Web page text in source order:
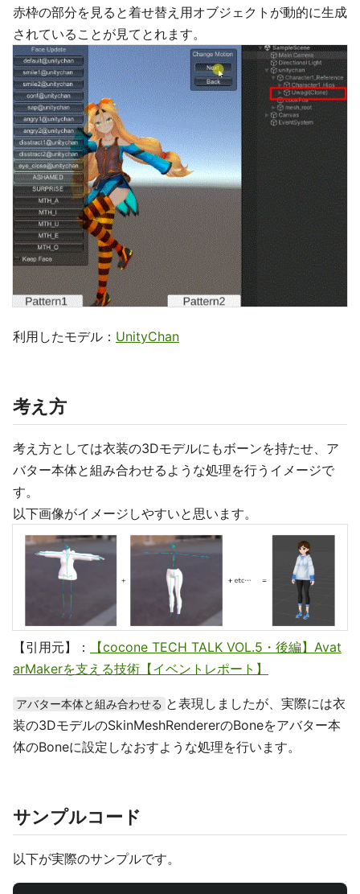
赤枠の部分を見ると着せ替え用オブジェクトが動的に生成
されていることが見てとれます。
利用したモデル： UnityChan
考え方
考え方としては衣装の3Dモデルにもボーンを持たせ、ア
バター本体と組み合わせるような処理を行うイメージで
す。
以下画像がイメージしやすいと思います。
【引用元】：
【cocone TECH TALK VOL.5・後編】Avat
arMakerを支える技術【イベントレポート】
アバター本体と組み合わせる と表現しましたが、実際には衣
装の3DモデルのSkinMeshRendererのBoneをアバター本
体のBoneに設定しなおすような処理を行います。
サンプルコード
以下が実際のサンプルです。